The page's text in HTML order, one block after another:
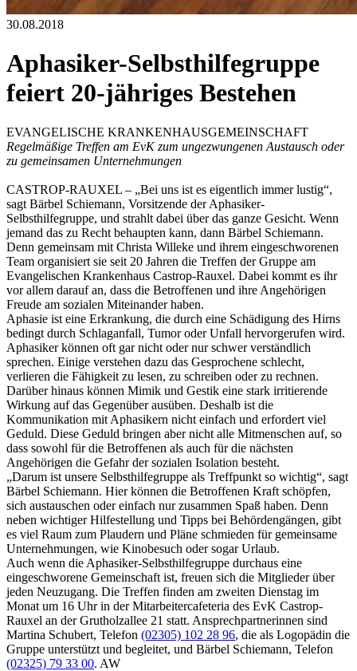
30.08.2018
Aphasiker-Selbsthilfegruppe
feiert 20-jähriges Bestehen
EVANGELISCHE KRANKENHAUSGEMEINSCHAFT
Regelmäßige Treffen am EvK zum ungezwungenen Austausch oder
zu gemeinsamen Unternehmungen
CASTROP-RAUXEL – „Bei uns ist es eigentlich immer lustig“,
sagt Bärbel Schiemann, Vorsitzende der Aphasiker-
Selbsthilfegruppe, und strahlt dabei über das ganze Gesicht. Wenn
jemand das zu Recht behaupten kann, dann Bärbel Schiemann.
Denn gemeinsam mit Christa Willeke und ihrem eingeschworenen
Team organisiert sie seit 20 Jahren die Treffen der Gruppe am
Evangelischen Krankenhaus Castrop-Rauxel. Dabei kommt es ihr
vor allem darauf an, dass die Betroffenen und ihre Angehörigen
Freude am sozialen Miteinander haben.
Aphasie ist eine Erkrankung, die durch eine Schädigung des Hirns
bedingt durch Schlaganfall, Tumor oder Unfall hervorgerufen wird.
Aphasiker können oft gar nicht oder nur schwer verständlich
sprechen. Einige verstehen dazu das Gesprochene schlecht,
verlieren die Fähigkeit zu lesen, zu schreiben oder zu rechnen.
Darüber hinaus können Mimik und Gestik eine stark irritierende
Wirkung auf das Gegenüber ausüben. Deshalb ist die
Kommunikation mit Aphasikern nicht einfach und erfordert viel
Geduld. Diese Geduld bringen aber nicht alle Mitmenschen auf, so
dass sowohl für die Betroffenen als auch für die nächsten
Angehörigen die Gefahr der sozialen Isolation besteht.
„Darum ist unsere Selbsthilfegruppe als Treffpunkt so wichtig“, sagt
Bärbel Schiemann. Hier können die Betroffenen Kraft schöpfen,
sich austauschen oder einfach nur zusammen Spaß haben. Denn
neben wichtiger Hilfestellung und Tipps bei Behördengängen, gibt
es viel Raum zum Plaudern und Pläne schmieden für gemeinsame
Unternehmungen, wie Kinobesuch oder sogar Urlaub.
Auch wenn die Aphasiker-Selbsthilfegruppe durchaus eine
eingeschworene Gemeinschaft ist, freuen sich die Mitglieder über
jeden Neuzugang. Die Treffen finden am zweiten Dienstag im
Monat um 16 Uhr in der Mitarbeitercafeteria des EvK Castrop-
Rauxel an der Grutholzallee 21 statt. Ansprechpartnerinnen sind
Martina Schubert, Telefon (02305) 102 28 96, die als Logopädin die
Gruppe unterstützt und begleitet, und Bärbel Schiemann, Telefon
(02325) 79 33 00. AW